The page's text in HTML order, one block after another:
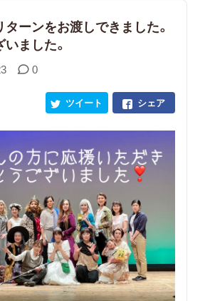
ーンをお渡しできました。
ました。
0
シェア
ツイート